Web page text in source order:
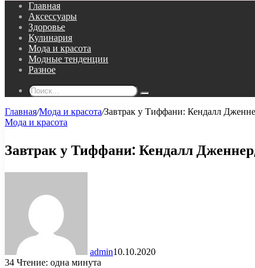
Главная
Аксессуары
Здоровье
Кулинария
Мода и красота
Модные тенденции
Разное
Поиск...
Главная/Мода и красота/Завтрак у Тиффани: Кендалл
Мода и красота
Завтрак у Тиффани: Кендалл
admin10.10.2020
34 Чтение: одна минута